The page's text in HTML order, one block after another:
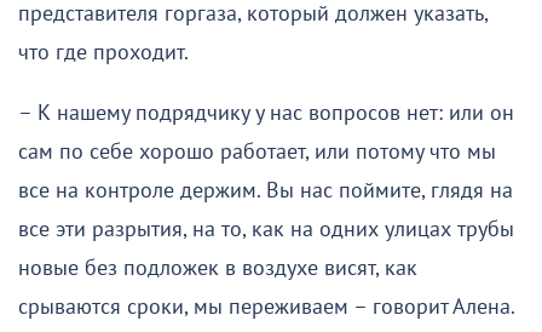
представителя горгаза, который должен указать,
что где проходит.
– К нашему подрядчику у нас вопросов нет: или он
сам по себе хорошо работает, или потому что мы
все на контроле держим. Вы нас поймите, глядя на
все эти разрытия, на то, как на одних улицах трубы
новые без подложек в воздухе висят, как
срываются сроки, мы переживаем – говорит Алена.